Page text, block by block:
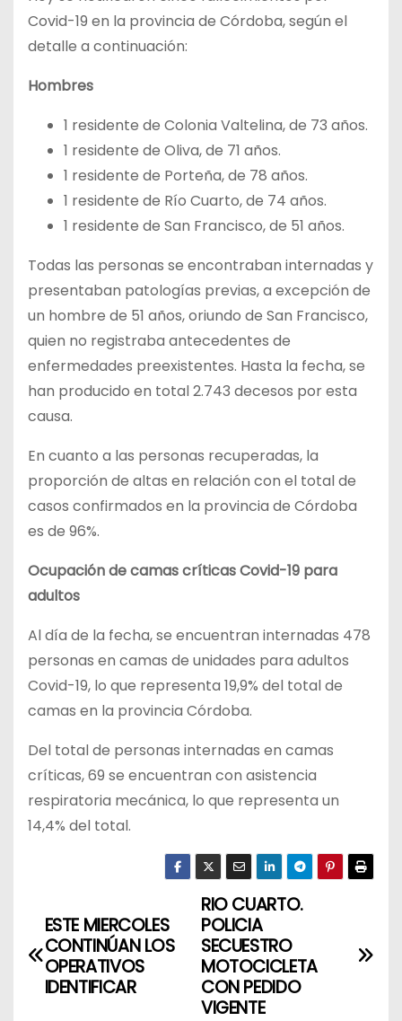
Covid-19 en la provincia de Córdoba, según el
detalle a continuación:
Hombres
1 residente de Colonia Valtelina, de 73 años.
1 residente de Oliva, de 71 años.
1 residente de Porteña, de 78 años.
1 residente de Río Cuarto, de 74 años.
1 residente de San Francisco, de 51 años.
Todas las personas se encontraban internadas y
presentaban patologías previas, a excepción de
un hombre de 51 años, oriundo de San Francisco,
quien no registraba antecedentes de
enfermedades preexistentes. Hasta la fecha, se
han producido en total 2.743 decesos por esta
causa.
En cuanto a las personas recuperadas, la
proporción de altas en relación con el total de
casos confirmados en la provincia de Córdoba
es de 96%.
Ocupación de camas críticas Covid-19 para
adultos
Al día de la fecha, se encuentran internadas 478
personas en camas de unidades para adultos
Covid-19, lo que representa 19,9% del total de
camas en la provincia Córdoba.
Del total de personas internadas en camas
críticas, 69 se encuentran con asistencia
respiratoria mecánica, lo que representa un
14,4% del total.
N
a
RIO CUARTO.
POLICIA
SECUESTRO
MOTOCICLETA
CON PEDIDO
VIGENTE
ESTE MIERCOLES
CONTINÚAN LOS
OPERATIVOS
IDENTIFICAR